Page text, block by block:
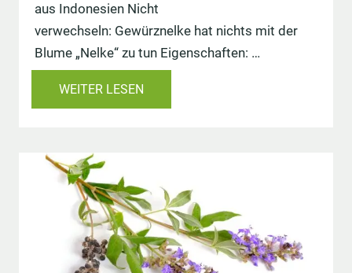
aus Indonesien Nicht
verwechseln: Gewürznelke hat nichts mit der
Blume „Nelke“ zu tun Eigenschaften: …
WEITER LESEN